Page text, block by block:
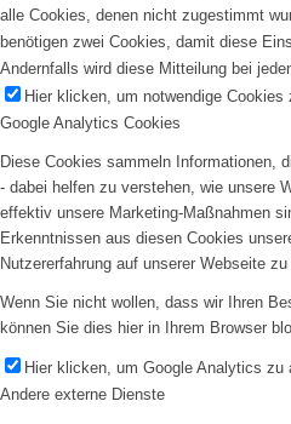
alle Cookies, denen nicht zugestimmt
benötigen zwei Cookies, damit diese
Andernfalls wird diese Mitteilung bei
Hier klicken, um notwendige Cookies
Google Analytics Cookies
Diese Cookies sammeln Informationen,
- dabei helfen zu verstehen, wie unsere
effektiv unsere Marketing-Maßnahmen
Erkenntnissen aus diesen Cookies
Nutzererfahrung auf unserer Webseite zu
Wenn Sie nicht wollen, dass wir Ihren
können Sie dies hier in Ihrem Browser
Hier klicken, um Google Analytics zu
Andere externe Dienste